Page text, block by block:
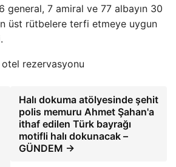
general, 7 amiral ve 77 albayın 30
üst rütbelere terfi etmeye uygun
Halı dokuma atölyesinde şehit
polis memuru Ahmet Şahan'a
ithaf edilen Türk bayrağı
motifli halı dokunacak –
GÜNDEM →